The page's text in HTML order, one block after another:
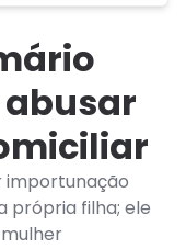
importunação
própria filha; ele